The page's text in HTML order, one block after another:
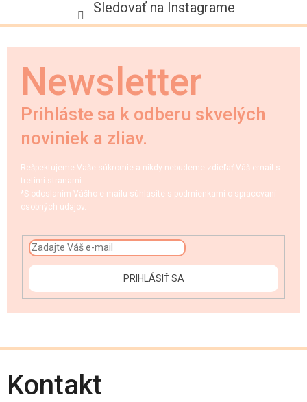
Sledovať na Instagrame
Newsletter
Prihláste sa k odberu skvelých
noviniek a zliav.
Rešpektujeme Vaše súkromie a nikdy nebudeme zdieľať Váš email s
tretími stranami.
*S odoslaním Vášho e-mailu súhlasíte s podmienkami o spracovaní
osobných údajov.
PRIHLÁSIŤ SA
Kontakt